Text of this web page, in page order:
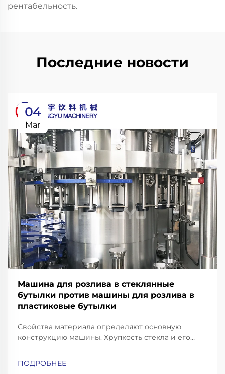
рентабельность.
Последние новости
04
Mar
Машина для розлива в стеклянные
бутылки против машины для розлива в
пластиковые бутылки
Свойства материала определяют основную
конструкцию машины. Хрупкость стекла и его
амортизацией ударных нагрузок и высокоточные
ПОДРОБНЕЕ